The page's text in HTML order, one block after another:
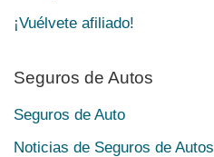
¡Vuélvete afiliado!
Seguros de Autos
Seguros de Auto
Noticias de Seguros de Autos